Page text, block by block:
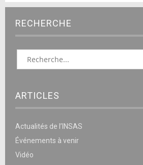
RECHERCHE
ARTICLES
Actualités de l’INSAS
Événements à venir
Vidéo